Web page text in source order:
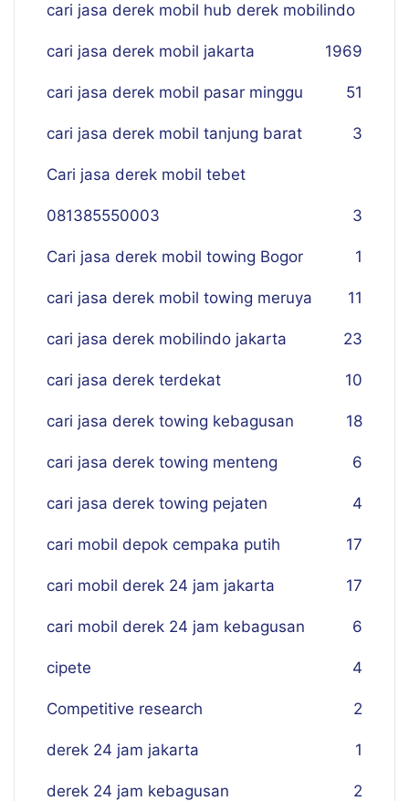
cari jasa derek mobil hub derek mobilindo
69
cari jasa derek mobil jakarta 19
cari jasa derek mobil pasar minggu 51
cari jasa derek mobil tanjung barat 3
Cari jasa derek mobil tebet
081385550003 3
Cari jasa derek mobil towing Bogor 1
cari jasa derek mobil towing meruya 11
cari jasa derek mobilindo jakarta 23
cari jasa derek terdekat 10
cari jasa derek towing kebagusan 18
cari jasa derek towing menteng 6
cari jasa derek towing pejaten 4
cari mobil depok cempaka putih 17
cari mobil derek 24 jam jakarta 17
cari mobil derek 24 jam kebagusan 6
cipete 4
Competitive research 2
derek 24 jam jakarta 1
derek 24 jam kebagusan 2